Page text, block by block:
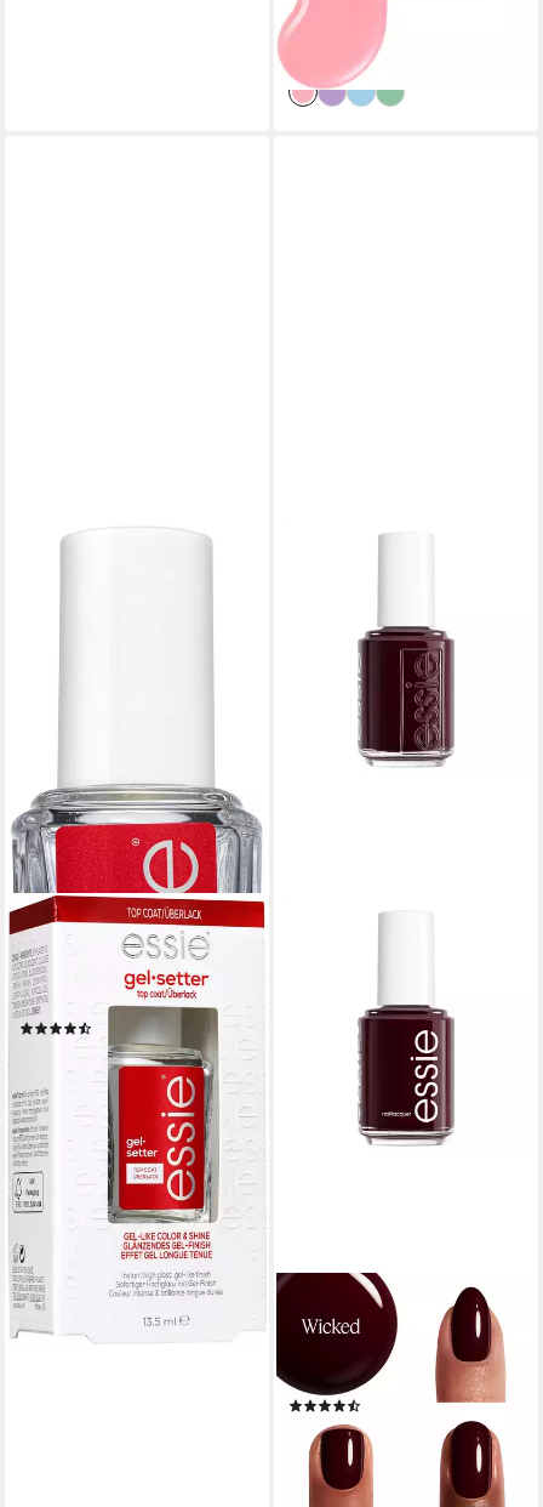
(665,93 €/ 1 l)
-10%
lieferbar - in 1-2 Werktagen bei dir
ESSIE
Überlack GEL SETTER, mit
leuchtendem Finish in
angesagter Gel-Optik
UVP9,99 €
(665,93 €/ 1 l)
-10%
lieferbar - in 1-2 Werktagen bei dir
Nagellack, für farbintensive
und ultra-starke Nägel,
natürliche Inhaltsstoffe
8,99 € UVP
(665,93 €/ 1 l)
-10%